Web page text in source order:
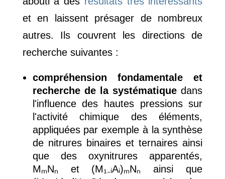
et en laissent présager de nombreux
autres. Ils couvrent les directions de
recherche suivantes :
compréhension fondamentale et
recherche de la systématique dans
l'influence des hautes pressions sur
l'activité chimique des éléments,
appliquées par exemple à la synthèse
de nitrures binaires et ternaires ainsi
que des oxynitrures apparentés,
MₘNₙ et (M₁₋ᵢAᵢ)ₘNₙ ainsi que